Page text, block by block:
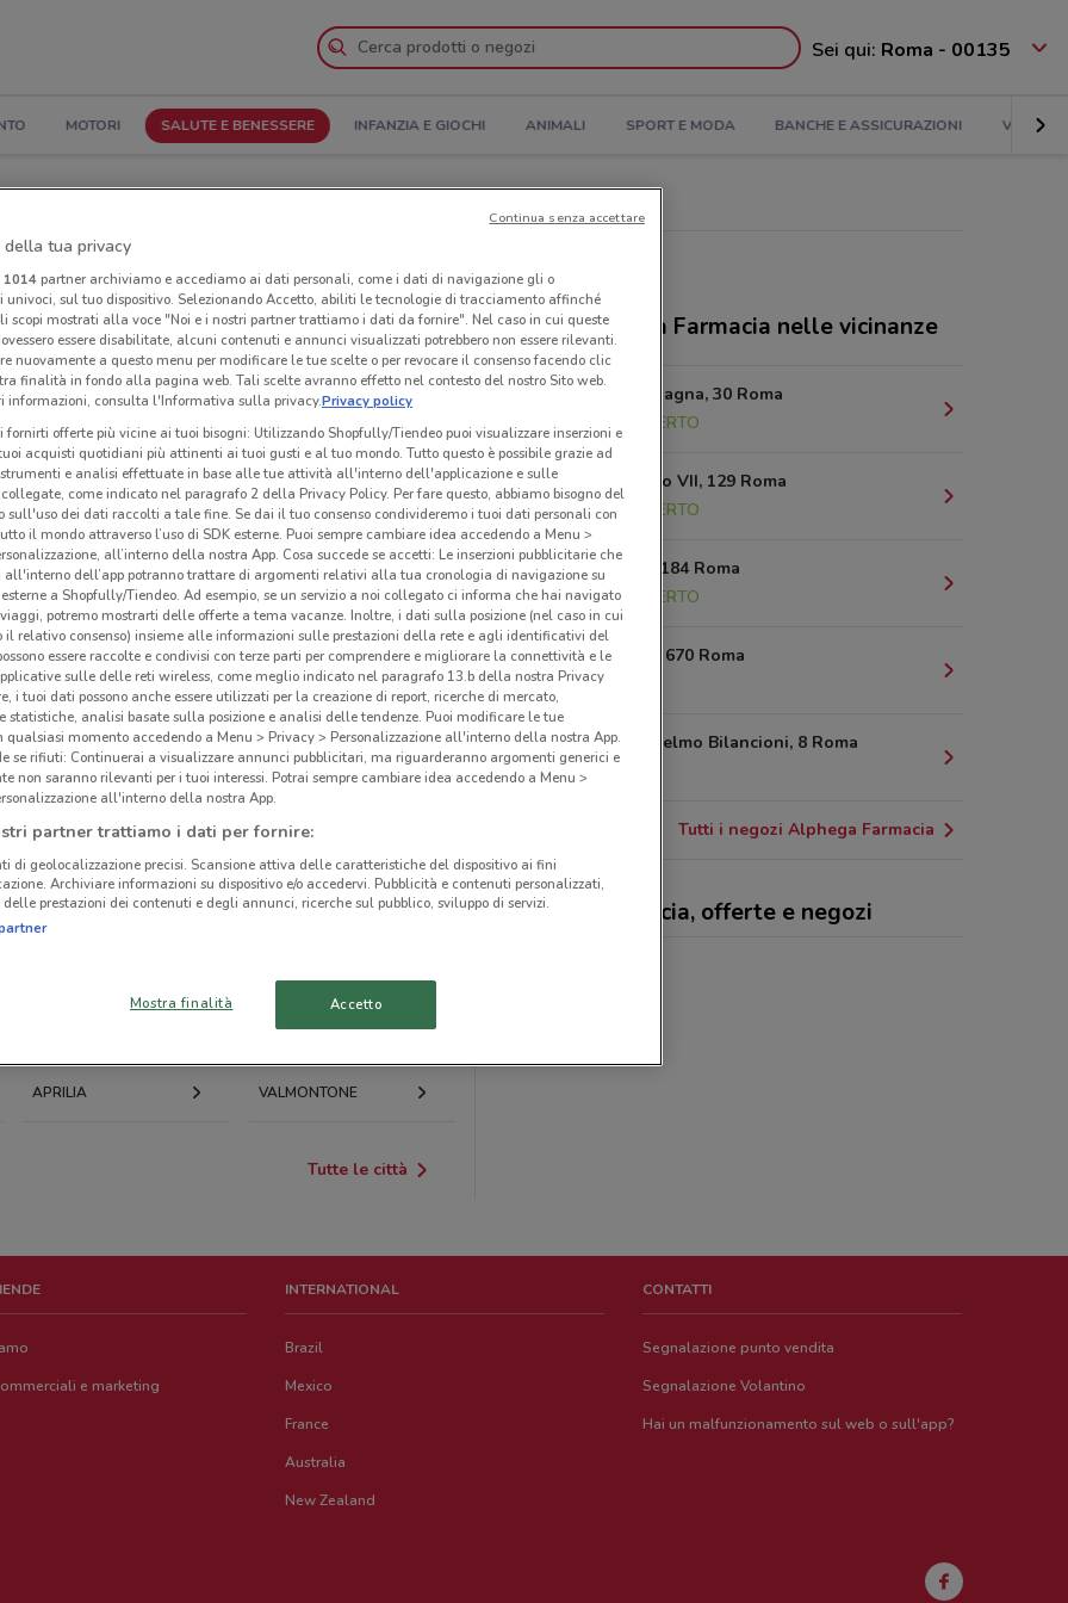
Sei qui: Roma - 00135
MOTORI SALUTE E BENESSERE INFANZIA E GIOCHI ANIMALI SPORT E MODA BANCHE E ASSICURAZIONI VIAGGI
il Catalogo
Negozi Alphega Farmacia nelle vicinanze
volantini nella tua zona. Riprova più tardi.
MONTEROTONDO CIAMPINO
BRACCIANO
APRILIA VALMONTONE
Tutte le città
Negozi Alphega Farmacia nelle vicinanze
Piazza di Spagna, 30 Roma
3.8 km
APERTO
Via Gregorio VII, 129 Roma
4.1 km
APERTO
Via Boccea 184 Roma
4.3 km
APERTO
Via Aurelia, 670 Roma
5.4 km
Largo Guglielmo Bilancioni, 8 Roma
6 km
Tutti i negozi Alphega Farmacia
Alphega Farmacia, offerte e negozi
e marketing
INTERNATIONAL
Brazil
Mexico
France
Australia
New Zealand
CONTATTI
Segnalazione punto vendita
Segnalazione Volantino
Hai un malfunzionamento sul web o sull'app?
della tua privacy
1014partner archiviamo e accediamo ai dati personali, come i dati di navigazione gli o
sul tuo dispositivo. Selezionando Accetto, abiliti le tecnologie di tracciamento affinché
scopi mostrati alla voce "Noi e i nostri partner trattiamo i dati da fornire". Nel caso in cui queste
essere disabilitate, alcuni contenuti e annunci visualizzati potrebbero non essere rilevanti.
nuovamente a questo menu per modificare le tue scelte o per revocare il consenso facendo clic
finalità in fondo alla pagina web. Tali scelte avranno effetto nel contesto del nostro Sito web.
informazioni, consulta l'Informativa sulla privacy.Privacy policy
fornirti offerte più vicine ai tuoi bisogni: Utilizzando Shopfully/Tiendeo puoi visualizzare inserzioni e
acquisti quotidiani più attinenti ai tuoi gusti e al tuo mondo. Tutto questo è possibile grazie ad
e analisi effettuate in base alle tue attività all'interno dell'applicazione e sulle
come indicato nel paragrafo 2 della Privacy Policy. Per fare questo, abbiamo bisogno del
sull'uso dei dati raccolti a tale fine. Se dai il tuo consenso condivideremo i tuoi dati personali con
il mondo attraverso l’uso di SDK esterne. Puoi sempre cambiare idea accedendo a Menu >
all’interno della nostra App. Cosa succede se accetti: Le inserzioni pubblicitarie che
all'interno dell’app potranno trattare di argomenti relativi alla tua cronologia di navigazione su
a Shopfully/Tiendeo. Ad esempio, se un servizio a noi collegato ci informa che hai navigato
potremo mostrarti delle offerte a tema vacanze. Inoltre, i dati sulla posizione (nel caso in cui
il relativo consenso) insieme alle informazioni sulle prestazioni della rete e agli identificativi del
essere raccolte e condivisi con terze parti per comprendere e migliorare la connettività e le
sulle delle reti wireless, come meglio indicato nel paragrafo 13.b della nostra Privacy
i tuoi dati possono anche essere utilizzati per la creazione di report, ricerche di mercato,
statistiche, analisi basate sulla posizione e analisi delle tendenze. Puoi modificare le tue
qualsiasi momento accedendo a Menu > Privacy > Personalizzazione all'interno della nostra App.
se rifiuti: Continuerai a visualizzare annunci pubblicitari, ma riguarderanno argomenti generici e
non saranno rilevanti per i tuoi interessi. Potrai sempre cambiare idea accedendo a Menu >
all'interno della nostra App.
partner trattiamo i dati per fornire:
di geolocalizzazione precisi. Scansione attiva delle caratteristiche del dispositivo ai fini
Archiviare informazioni su dispositivo e/o accedervi. Pubblicità e contenuti personalizzati,
prestazioni dei contenuti e degli annunci, ricerche sul pubblico, sviluppo di servizi.
Mostra finalità Accetto
Continua senza accettare